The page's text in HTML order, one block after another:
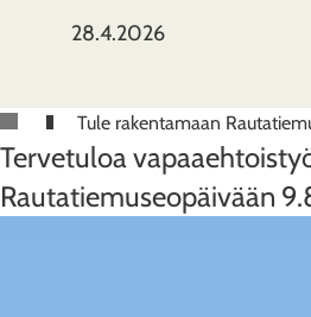
28.4.2026
Tule rakentamaan
Tervetuloa
Rautatiemuseopäivään